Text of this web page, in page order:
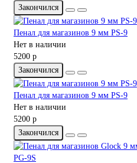
Закончился
Пенал для магазинов 9 мм PS-9
Нет в наличии
5200 р
Закончился
Пенал для магазинов 9 мм PS-9
Нет в наличии
5200 р
Закончился